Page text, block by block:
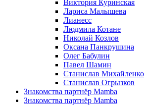
Виктория Куринская
Лариса Малышева
Лианесс
Людмила Котане
Николай Козлов
Оксана Панкрушина
Олег Бабулин
Павел Шамин
Станислав Михайленко
Станислав Огрызков
Знакомства партнёр Mamba
Знакомства партнёр Mamba